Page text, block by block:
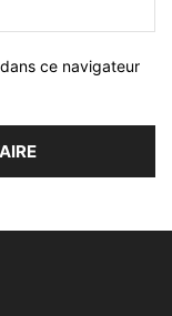
ce navigateur